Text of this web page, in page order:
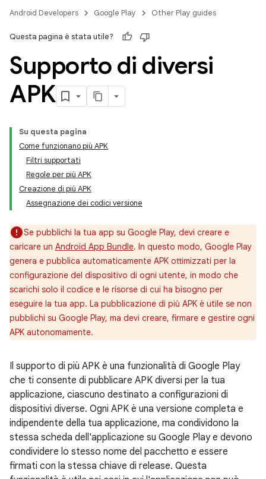
Android Developers Google Play Other Play guides
Questa pagina è stata utile?
Supporto di diversi
APK
Su questa pagina
Come funzionano più APK
Filtri supportati
Regole per più APK
Creazione di più APK
Assegnazione dei codici versione
Se pubblichi la tua app su Google Play, devi creare e
caricare un Android App Bundle. In questo modo, Google Play
genera e pubblica automaticamente APK ottimizzati per la
configurazione del dispositivo di ogni utente, in modo che
scarichi solo il codice e le risorse di cui ha bisogno per
eseguire la tua app. La pubblicazione di più APK è utile se non
pubblichi su Google Play, ma devi creare, firmare e gestire ogni
APK autonomamente.
Il supporto di più APK è una funzionalità di Google Play
che ti consente di pubblicare APK diversi per la tua
applicazione, ciascuno destinato a configurazioni di
dispositivi diverse. Ogni APK è una versione completa e
indipendente della tua applicazione, ma condividono la
stessa scheda dell'applicazione su Google Play e devono
condividere lo stesso nome del pacchetto e essere
firmati con la stessa chiave di release. Questa